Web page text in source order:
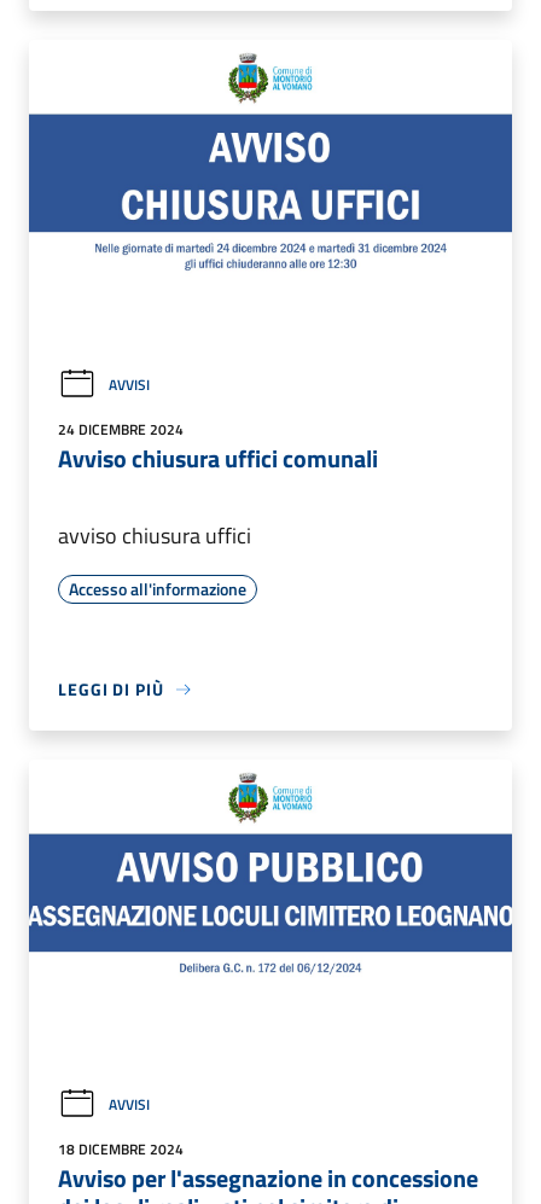
AVVISI
24 DICEMBRE 2024
Avviso chiusura uffici comunali
avviso chiusura uffici
Accesso all'informazione
LEGGI DI PIÙ
AVVISI
18 DICEMBRE 2024
Avviso per l'assegnazione in concessione